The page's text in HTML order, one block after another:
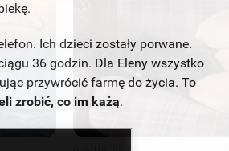
Ich dzieci zostały porwane.
36 godzin. Dla Eleny wszystko
przywrócić farmę do życia. To
zrobić, co im każą.
BRAINBERRIES
What Happened To